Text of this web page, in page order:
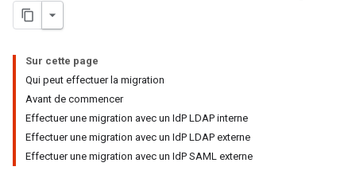
Sur cette page
Qui peut effectuer la migration
Avant de commencer
Effectuer une migration avec un IdP LDAP interne
Effectuer une migration avec un IdP LDAP externe
Effectuer une migration avec un IdP SAML externe